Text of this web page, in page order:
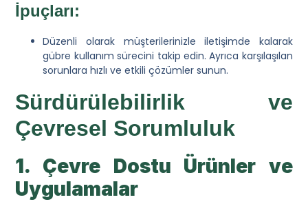
İpuçları:
Düzenli olarak müşterilerinizle iletişimde kalarak
gübre kullanım sürecini takip edin. Ayrıca karşılaşılan
sorunlara hızlı ve etkili çözümler sunun.
Sürdürülebilirlik ve
Çevresel Sorumluluk
1. Çevre Dostu Ürünler ve
Uygulamalar